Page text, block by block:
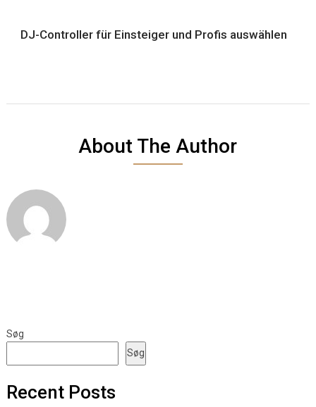
DJ-Controller für Einsteiger und Profis auswählen
About The Author
Søg
Søg
Recent Posts